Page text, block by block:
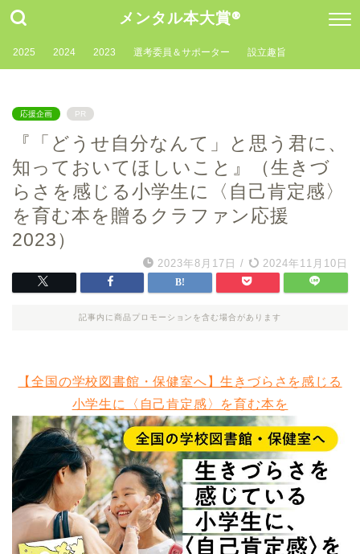
メンタル本大賞®
2025 2024 2023 選考委員＆サポーター 設立趣旨
応援企画 PR
『「どうせ自分なんて」と思う君に、
知っておいてほしいこと』（生きづ
らさを感じる小学生に〈自己肯定感〉
を育む本を贈るクラファン応援
2023）
2023年8月17日 / 2024年11月10日
記事内に商品プロモーションを含む場合があります
【全国の学校図書館・保健室へ】生きづらさを感じる
小学生に〈自己肯定感〉を育む本を